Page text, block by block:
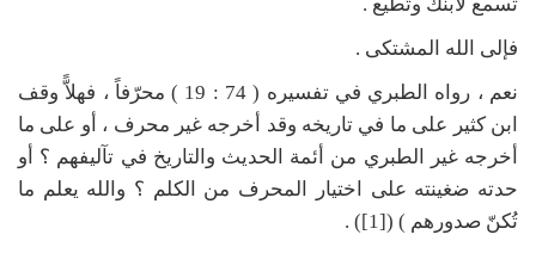
تسمع لابنك وتطيع .
فإلى الله المشتكى .
نعم ، رواه الطبري في تفسيره ( 74 : 19 ) محرّفاً ، فهلاًّ وقف
ابن كثير على ما في تاريخه وقد أخرجه غير محرف ، أو على ما
أخرجه غير الطبري من أئمة الحديث والتاريخ في تآليفهم ؟ أو
حدته ضغينته على اختيار المحرف من الكلم ؟ والله يعلم ما
تُكنّ صدورهم ) ([1]) .